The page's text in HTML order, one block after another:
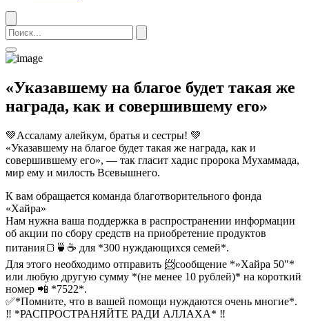
«Указавшему на благое будет такая же
награда, как и совершившему его»
💚Ассаламу алейкум, братья и сестры! 💚
«Указавшему на благое будет такая же награда, как и
совершившему его», — так гласит хадис пророка Мухаммада,
мир ему и милость Всевышнего.
К вам обращается команда благотворительного фонда
«Хайра»
Нам нужна ваша поддержка в распространении информации
об акции по сбору средств на приобретение продуктов
питания🍞🍵☕ для *300 нуждающихся семей*.
Для этого необходимо отправить 📨сообщение *»Хайра 50″*
или любую другую сумму *(не менее 10 рублей)* на короткий
номер 📲 *7522*.
✅*Помните, что в вашей помощи нуждаются очень многие*.
‼ *РАСПРОСТРАНЯЙТЕ РАДИ АЛЛАХА* ‼